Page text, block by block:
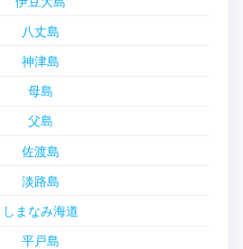
八丈島
神津島
母島
父島
佐渡島
淡路島
しまなみ海道
平戸島